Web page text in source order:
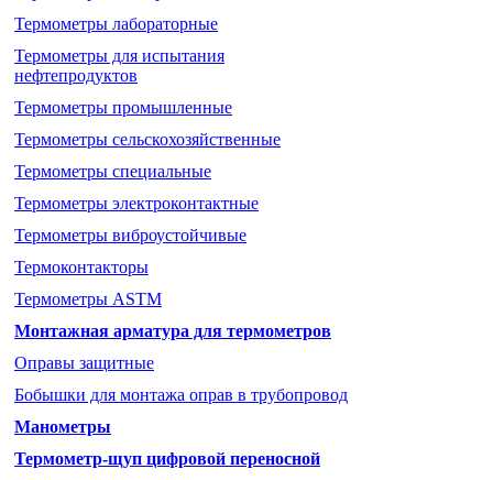
Термометры лабораторные
Термометры для испытания
нефтепродуктов
Термометры промышленные
Термометры cельскохозяйственные
Термометры специальные
Термометры электроконтактные
Термометры виброустойчивые
Термоконтакторы
Термометры ASTM
Монтажная арматура для термометров
Оправы защитные
Бобышки для монтажа оправ в трубопровод
Манометры
Термометр-щуп цифровой переносной